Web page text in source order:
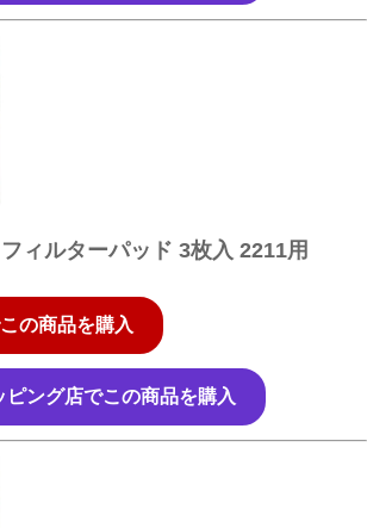
ィルターパッド 3枚入 2211用
の商品を購入
ング店でこの商品を購入